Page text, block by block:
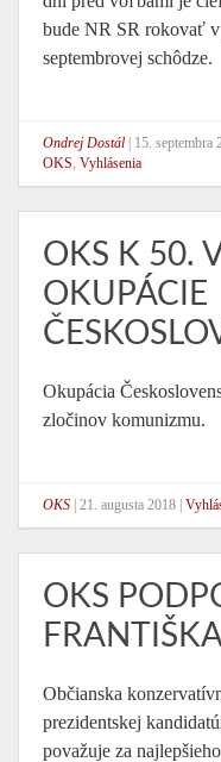
bude NR SR rokovať
septembrovej schôdze.
Ondrej Dostál 15. septembra
OKS, Vyhlásenia
OKS K 50.
OKUPÁCIE
Okupácia
zločinov komunizmu.
OKS 21. augusta 2018
OKS
Občianska
prezidentskej
považuje za